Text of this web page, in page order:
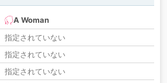
A Woman
指定されていない
指定されていない
指定されていない